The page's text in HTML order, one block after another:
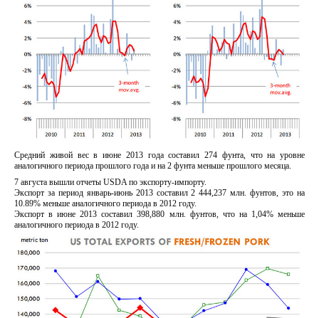
Средний живой вес в июне 2013 года составил 274 фунта, что на уровне
аналогичного периода прошлого года и на 2 фунта меньше прошлого месяца.
7 августа вышли отчеты USDA по экспорту-импорту.
Экспорт за период январь-июнь 2013 составил 2 444,237 млн. фунтов, это на
10.89% меньше аналогичного периода в 2012 году.
Экспорт в июне 2013 составил 398,880 млн. фунтов, что на 1,04% меньше
аналогичного периода в 2012 году.